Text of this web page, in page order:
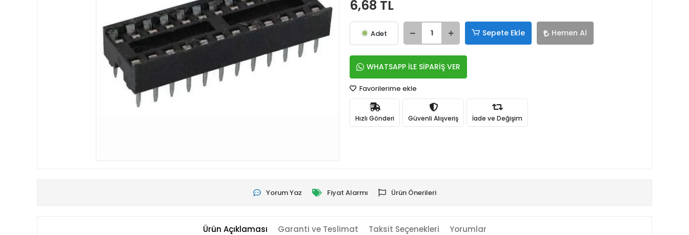
6,68 TL
Adet Sepete Ekle Hemen Al
WHATSAPP İLE SİPARİŞ VER
Favorilerime ekle
Hızlı Gönderi Güvenli Alışveriş İade ve Değişim
Yorum Yaz Fiyat Alarmı Ürün Önerileri
Ürün Açıklaması Garanti ve Teslimat Taksit Seçenekleri Yorumlar